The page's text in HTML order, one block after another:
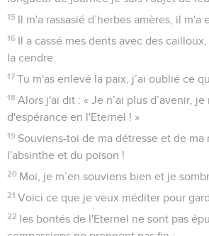
sans que personne n’ait eu besoin de
elle.
7 Ses hommes consacrés étaient plus
plus blancs que le lait ; ils avaient le teint
corail, leur figure était comme le saphir.
8 Leur aspect est devenu plus sombre
reconnaît pas dans les rues. Ils n’ont
os, sèche comme du bois.
9 Les victimes de l'épée sont plus
famine : elles, elles se liquéfient,
ont fait cuire leurs enfants pour qu’ils